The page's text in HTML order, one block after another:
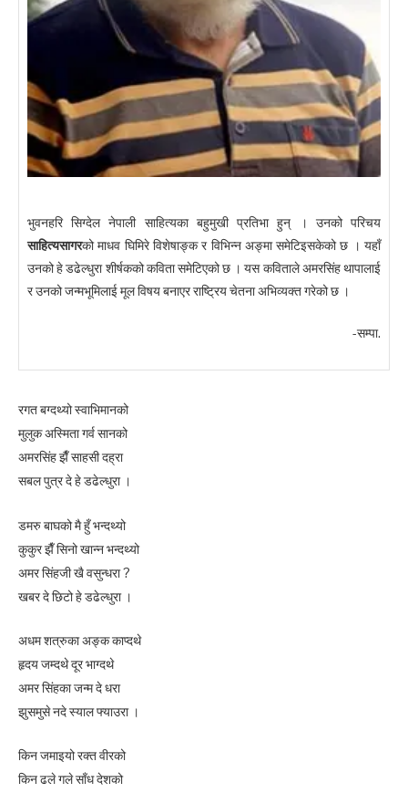
भुवनहरि सिग्देल नेपाली साहित्यका बहुमुखी प्रतिभा हुन् । उनको परिचय
साहित्यसागरको माधव घिमिरे विशेषाङ्क र विभिन्न अङ्मा समेटिइसकेको छ । यहाँ
उनको हे डढेल्धुरा शीर्षकको कविता समेटिएको छ । यस कविताले अमरसिंह थापालाई
र उनको जन्मभूमिलाई मूल विषय बनाएर राष्ट्रिय चेतना अभिव्यक्त गरेको छ ।
-सम्पा.
रगत बग्दथ्यो स्वाभिमानको
मुलुक अस्मिता गर्व सानको
अमरसिंह झैँ साहसी दह्रा
सबल पुत्र दे हे डढेल्धुरा ।
डमरु बाघको मै हुँ भन्दथ्यो
कुकुर झैँ सिनो खान्न भन्दथ्यो
अमर सिंहजी खै वसुन्धरा ?
खबर दे छिटो हे डढेल्धुरा ।
अधम शत्रुका अङ्क काप्दथे
हृदय जम्दथे दूर भाग्दथे
अमर सिंहका जन्म दे धरा
झुसमुसे नदे स्याल फ्याउरा ।
किन जमाइयो रक्त वीरको
किन ढले गले साँध देशको